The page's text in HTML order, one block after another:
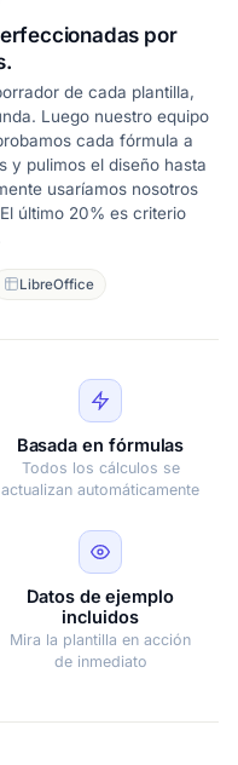
por
de cada plantilla,
Luego nuestro equipo
cada fórmula a
y pulimos el diseño hasta
usaríamos nosotros
último 20% es criterio
LibreOffice
Basada en fórmulas
Todos los cálculos se
actualizan automáticamente
Datos de ejemplo
incluidos
Mira la plantilla en acción
de inmediato